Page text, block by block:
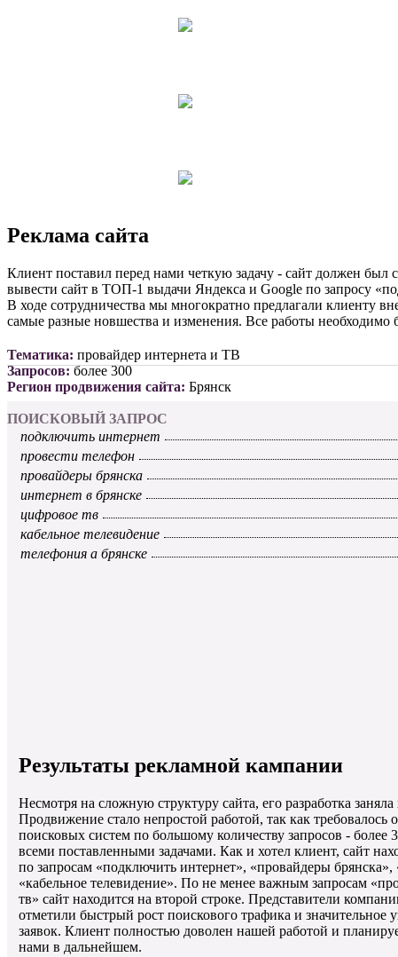
Реклама сайта
Клиент поставил перед нами четкую задачу - сайт должен
вывести сайт в ТОП-1 выдачи Яндекса и Google по запросу
В ходе сотрудничества мы многократно предлагали клиенту
самые разные новшества и изменения. Все работы
Тематика: провайдер интернета и ТВ
Запросов:более 300
Регион продвижения сайта: Брянск
ПОИСКОВЫЙ ЗАПРОС
подключить интернет
провести телефон
провайдеры брянска
интернет в брянске
цифровое тв
кабельное телевидение
телефония а брянске
Результаты рекламной кампании
Несмотря на сложную структуру сайта, его разработка
Продвижение стало непростой работой, так как
поисковых систем по большому количеству запросов - более
всеми поставленными задачами. Как и хотел клиент, сайт
по запросам «подключить интернет», «провайдеры брянска»,
«кабельное телевидение». По не менее важным запросам
тв» сайт находится на второй строке. Представители
отметили быстрый рост поискового трафика и значительное
заявок. Клиент полностью доволен нашей работой и
нами в дальнейшем.